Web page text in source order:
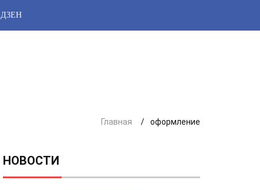
ДЗЕН
Главная оформление
НОВОСТИ